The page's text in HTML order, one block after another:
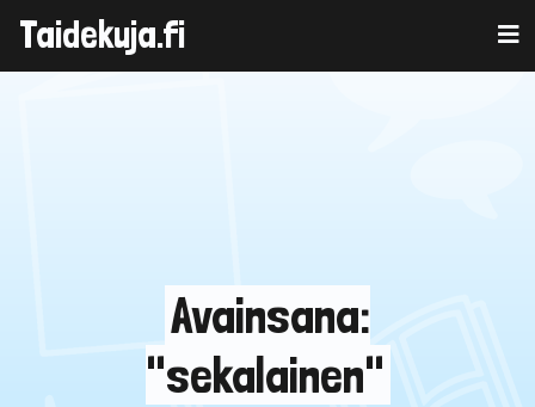
Skip
Taidekuja.fi
Avainsana:
"sekalainen"